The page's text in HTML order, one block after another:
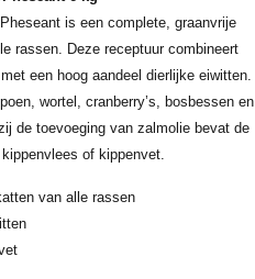
is een complete, graanvrije
rassen. Deze receptuur combineert
een hoog aandeel dierlijke eiwitten.
wortel, cranberry’s, bosbessen en
de toevoeging van zalmolie bevat de
of kippenvet.
van alle rassen